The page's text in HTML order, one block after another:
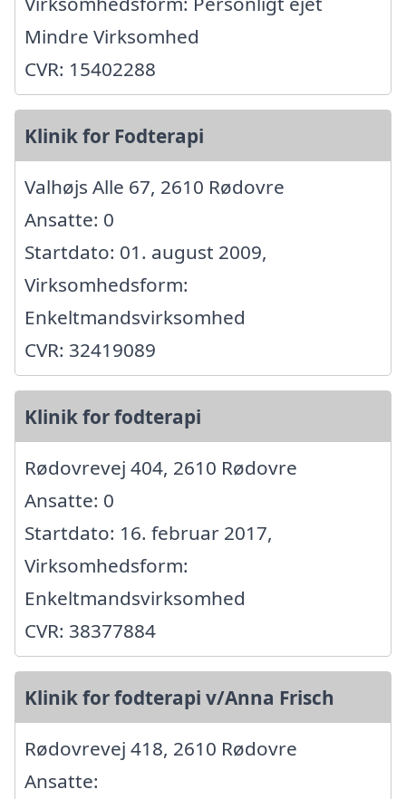
Mindre Virksomhed
CVR: 15402288
Klinik for Fodterapi
Valhøjs Alle 67, 2610 Rødovre
Ansatte: 0
Startdato: 01. august 2009,
Virksomhedsform:
Enkeltmandsvirksomhed
CVR: 32419089
Klinik for fodterapi
Rødovrevej 404, 2610 Rødovre
Ansatte: 0
Startdato: 16. februar 2017,
Virksomhedsform:
Enkeltmandsvirksomhed
CVR: 38377884
Klinik for fodterapi v/Anna Frisch
Rødovrevej 418, 2610 Rødovre
Ansatte: